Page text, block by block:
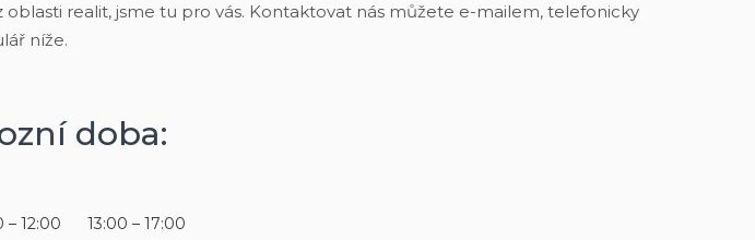
realit, jsme tu pro vás. Kontaktovat nás můžete e-mailem, telefonicky
níže.
doba:
– 12:00 13:00 – 17:00